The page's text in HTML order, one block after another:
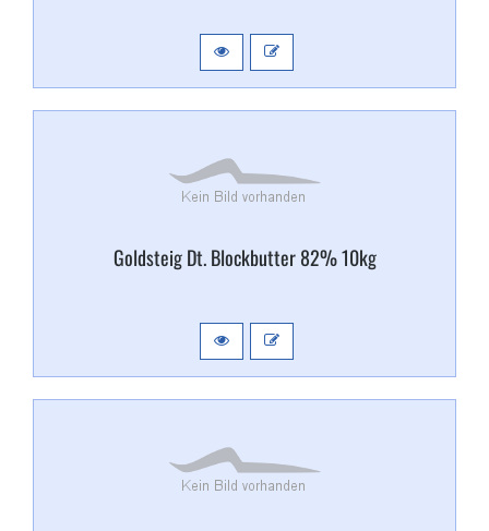
Goldsteig Dt. Blockbutter 82% 10kg